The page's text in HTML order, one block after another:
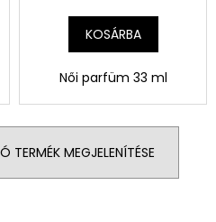
KOSÁRBA
Női parfüm 33 ml
TERMÉK MEGJELENÍTÉSE